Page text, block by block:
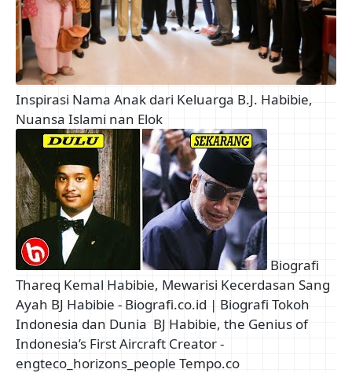
Inspirasi Nama Anak dari Keluarga B.J. Habibie,
Nuansa Islami nan Elok
Biografi
Thareq Kemal Habibie, Mewarisi Kecerdasan Sang
Ayah BJ Habibie - Biografi.co.id | Biografi Tokoh
Indonesia dan Dunia BJ Habibie, the Genius of
Indonesia’s First Aircraft Creator -
engteco_horizons_people Tempo.co